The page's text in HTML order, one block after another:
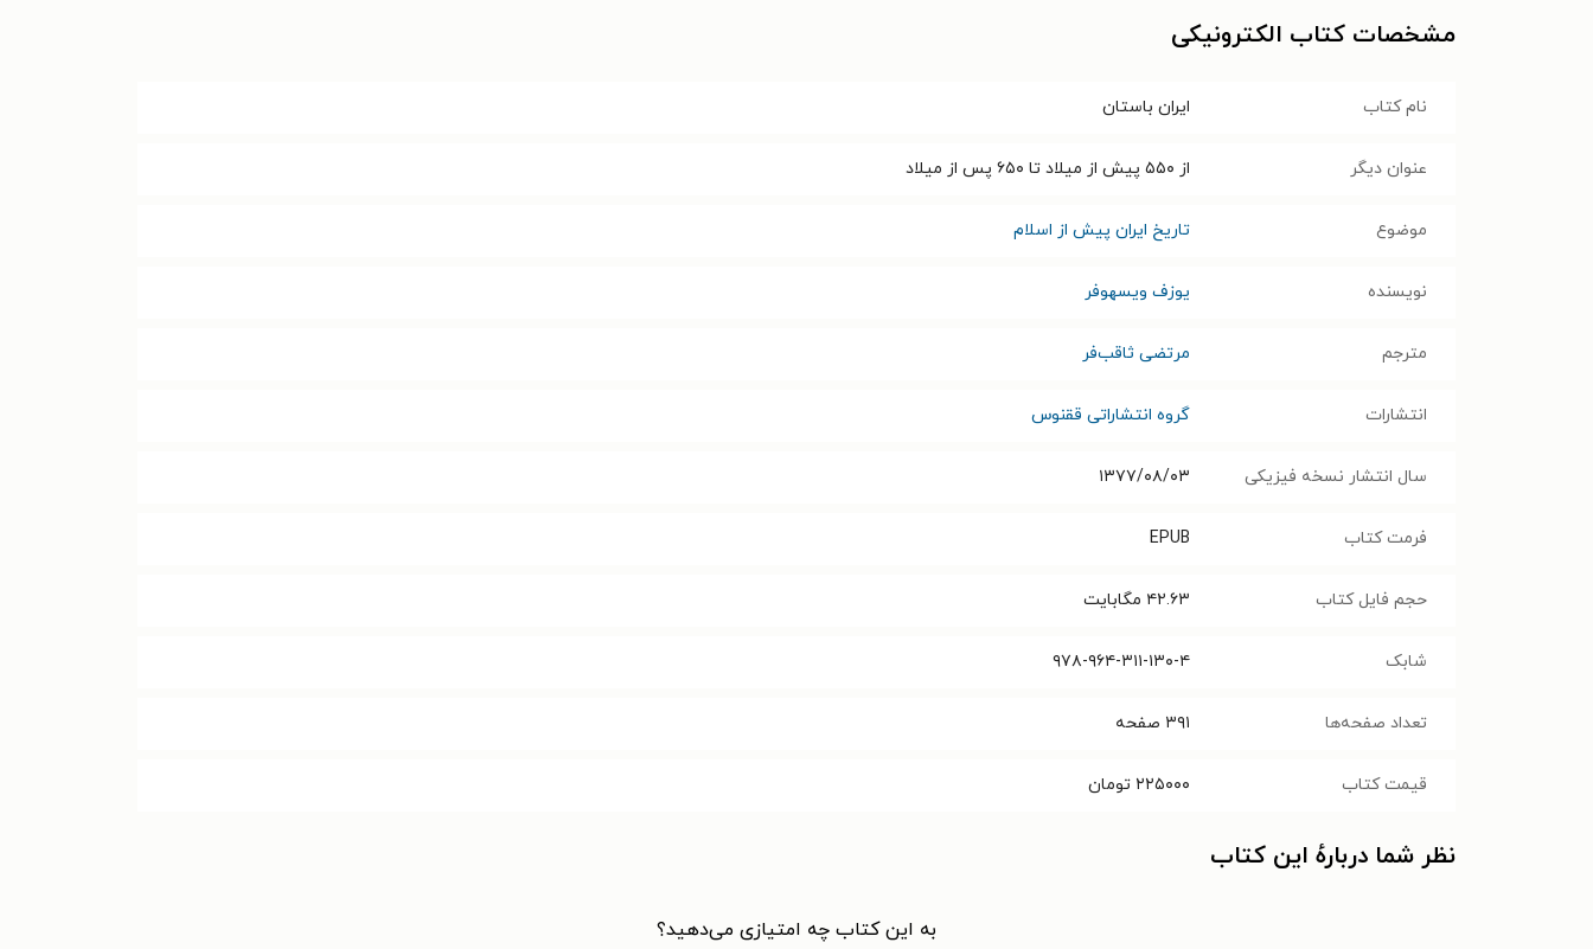
مشخصات کتاب الکترونیکی
نام کتاب ایران باستان
عنوان دیگر از ۵۵۰ پیش از میلاد تا ۶۵۰ پس از میلاد
موضوع تاریخ ایران پیش از اسلام
نویسنده یوزف ویسهوفر
مترجم مرتضی ثاقب‌فر
انتشارات گروه انتشاراتی ققنوس
سال انتشار نسخه فیزیکی ۱۳۷۷/۰۸/۰۳
فرمت کتاب EPUB
حجم فایل کتاب ۴۲.۶۳ مگابایت
شابک ۹۷۸-۹۶۴-۳۱۱-۱۳۰-۴
تعداد صفحه‌ها ۳۹۱ صفحه
قیمت کتاب ۲۲۵۰۰۰ تومان
نظر شما دربارهٔ این کتاب
به این کتاب چه امتیازی می‌دهید؟